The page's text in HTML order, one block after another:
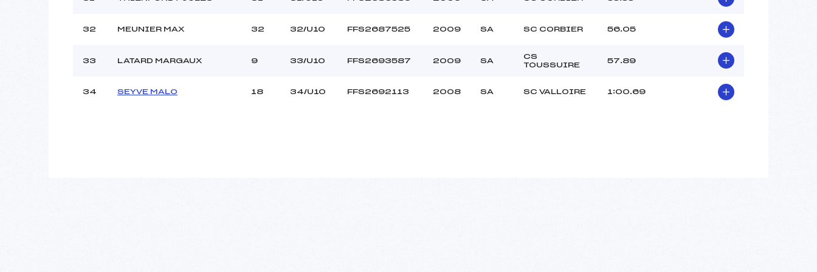
32 MEUNIER MAX 32 32/U10 FFS2687525 2009 SA SC CORBIER 56.05
33 LATARD MARGAUX 9 33/U10 FFS2693587 2009 SA
CS
TOUSSUIRE
57.89
34 SEYVE MALO 18 34/U10 FFS2692113 2008 SA SC VALLOIRE 1:00.69